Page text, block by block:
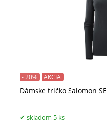
Dámske tričko Salomon
- 20% AKCIA
skladom 5 ks